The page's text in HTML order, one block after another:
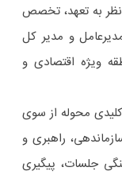
به تعهد، تخصص
و مدیر کل
ویژه اقتصادی و
محوله از سوی
راهبری و
جلسات، پیگیری